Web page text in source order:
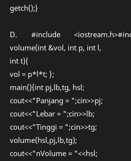
getch();}
D. #include
volume(int &vol, int p, int l,
int t){
vol = p*l*t; };
main(){int pj,lb,tg, hsl;
cout<<"Panjang = ";cin>>pj;
cout<<"Lebar = ";cin>>lb;
cout<<"Tinggi = ";cin>>tg;
volume(hsl,pj,lb,tg);
cout<<"nVolume = "<<hsl;